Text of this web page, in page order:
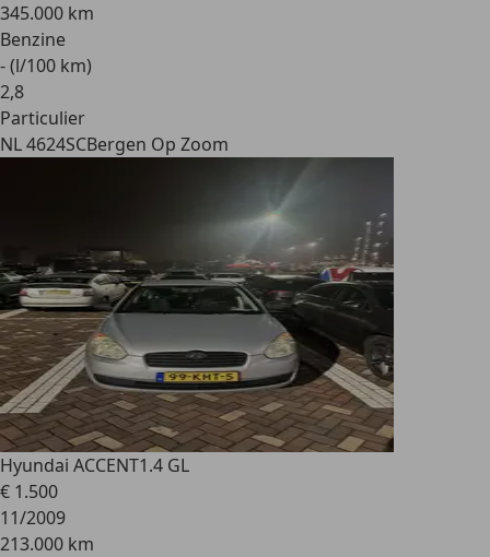
345.000 km
Benzine
- (l/100 km)
2,8
Particulier
NL 4624SCBergen Op Zoom
Hyundai ACCENT1.4 GL
€ 1.500
11/2009
213.000 km